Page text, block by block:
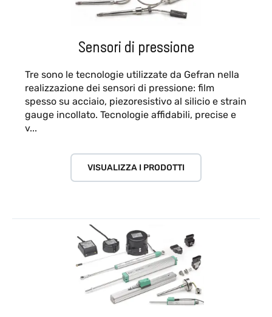
Sensori di pressione
Tre sono le tecnologie utilizzate da Gefran nella
realizzazione dei sensori di pressione: film
spesso su acciaio, piezoresistivo al silicio e strain
gauge incollato. Tecnologie affidabili, precise e
v...
VISUALIZZA I PRODOTTI